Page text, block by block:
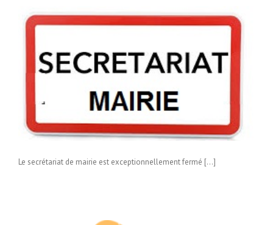
Le secrétariat de mairie est exceptionnellement fermé […]